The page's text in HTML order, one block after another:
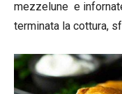
mezzelune e
terminata la cottura,